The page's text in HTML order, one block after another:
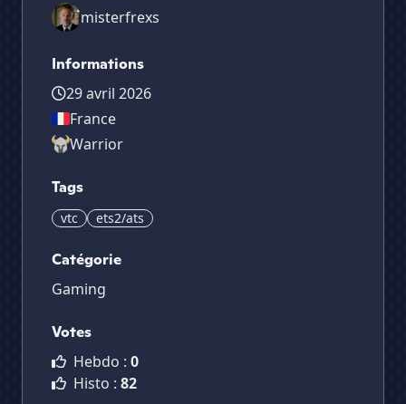
misterfrexs
Informations
29 avril 2026
France
Warrior
Tags
vtc ets2/ats
Catégorie
Gaming
Votes
Hebdo : 0
Histo : 82